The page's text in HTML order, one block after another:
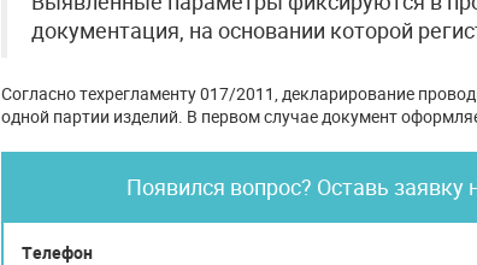
документация, на основании которой
Согласно техрегламенту 017/2011, декларирование
одной партии изделий. В первом случае документ
Появился вопрос? Оставь
Телефон